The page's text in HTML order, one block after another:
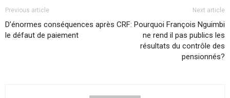
Previous article
D’énormes conséquences après
le défaut de paiement
Next article
CRF: Pourquoi François Nguimbi
ne rend il pas publics les
résultats du contrôle des
pensionnés?